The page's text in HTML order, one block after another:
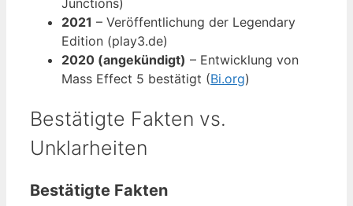
2021 – Veröffentlichung der Legendary
Edition (play3.de)
2020 (angekündigt) – Entwicklung von
Mass Effect 5 bestätigt (Bi.org)
Bestätigte Fakten vs.
Unklarheiten
Bestätigte Fakten